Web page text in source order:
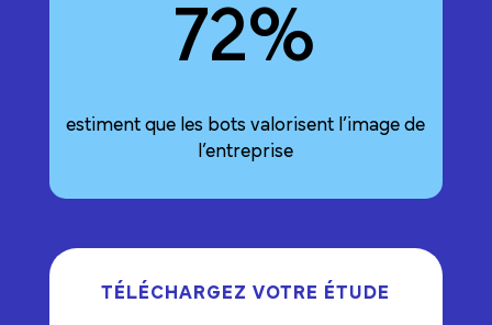
72%
estiment que les bots valorisent l’image de
l’entreprise
TÉLÉCHARGEZ VOTRE ÉTUDE